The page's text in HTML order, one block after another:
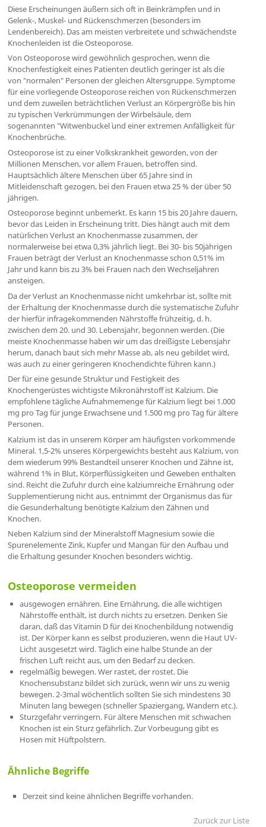
Diese Erscheinungen äußern sich oft in Beinkrämpfen und in
Gelenk-, Muskel- und Rückenschmerzen (besonders im
Lendenbereich). Das am meisten verbreitete und schwächendste
Knochenleiden ist die Osteoporose.
Von Osteoporose wird gewöhnlich gesprochen, wenn die
Knochenfestigkeit eines Patienten deutlich geringer ist als die
von "normalen" Personen der gleichen Altersgruppe. Symptome
für eine vorliegende Osteoporose reichen von Rückenschmerzen
und dem zuweilen beträchtlichen Verlust an Körpergröße bis hin
zu typischen Verkrümmungen der Wirbelsäule, dem
sogenannten "Witwenbuckel` und einer extremen Anfälligkeit für
Knochenbrüche.
Osteoporose ist zu einer Volkskrankheit geworden, von der
Millionen Menschen, vor allem Frauen, betroffen sind.
Hauptsächlich ältere Menschen über 65 Jahre sind in
Mitleidenschaft gezogen, bei den Frauen etwa 25 % der über 50
jährigen.
Osteoporose beginnt unbemerkt. Es kann 15 bis 20 Jahre dauern,
bevor das Leiden in Erscheinung tritt. Dies hängt auch mit dem
natürlichen Verlust an Knochenmasse zusammen, der
normalerweise bei etwa 0,3% jährlich liegt. Bei 30- bis 50jährigen
Frauen beträgt der Verlust an Knochenmasse schon 0,51% im
Jahr und kann bis zu 3% bei Frauen nach den Wechseljahren
ansteigen.
Da der Verlust an Knochenmasse nicht umkehrbar ist, sollte mit
der Erhaltung der Knochenmasse durch die systematische Zufuhr
der hierfür infragekommenden Nährstoffe frühzeitig, d. h.
zwischen dem 20. und 30. Lebensjahr, begonnen werden. (Die
meiste Knochenmasse haben wir um das dreißigste Lebensjahr
herum, danach baut sich mehr Masse ab, als neu gebildet wird,
was auch zu einer geringeren Knochendichte führen kann.)
Der für eine gesunde Struktur und Festigkeit des
Knochengerüstes wichtigste Mikronährstoff ist Kalzium. Die
empfohlene tägliche Aufnahmemenge für Kalzium liegt bei 1.000
mg pro Tag für junge Erwachsene und 1.500 mg pro Tag für ältere
Personen.
Kalzium ist das in unserem Körper am häufigsten vorkommende
Mineral. 1,5-2% unseres Körpergewichts besteht aus Kalzium, von
dem wiederum 99% Bestandteil unserer Knochen und Zähne ist,
während 1% in Blut, Körperflüssigkeiten und Geweben enthalten
sind. Reicht die Zufuhr durch eine kalziumreiche Ernährung oder
Supplementierung nicht aus, entnimmt der Organismus das für
die Gesunderhaltung benötigte Kalzium den Zähnen und
Knochen.
Neben Kalzium sind der Mineralstoff Magnesium sowie die
Spurenelemente Zink, Kupfer und Mangan für den Aufbau und
die Erhaltung gesunder Knochen besonders wichtig.
Osteoporose vermeiden
ausgewogen ernähren. Eine Ernährung, die alle wichtigen
Nährstoffe enthält, ist durch nichts zu ersetzen. Denken Sie
daran, daß das Vitamin D für dei Knochenbildung notwendig
ist. Der Körper kann es selbst produzieren, wenn die Haut UV-
Licht ausgesetzt wird. Täglich eine halbe Stunde an der
frischen Luft reicht aus, um den Bedarf zu decken.
regelmäßig bewegen. Wer rastet, der rostet. Die
Knochensubstanz bildet sich zurück, wenn wir uns zu wenig
bewegen. 2-3mal wöchentlich sollten Sie sich mindestens 30
Minuten lang bewegen (schneller Spaziergang, Wandern etc.).
Sturzgefahr verringern. Für ältere Menschen mit schwachen
Knochen ist ein Sturz gefährlich. Zur Vorbeugung gibt es
Hosen mit Hüftpolstern.
Ähnliche Begriffe
Derzeit sind keine ähnlichen Begriffe vorhanden.
Zurück zur Liste